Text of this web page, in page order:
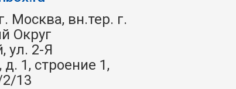
Москва, вн.тер. г.
Округ
ул. 2-Я
1, строение 1,
13